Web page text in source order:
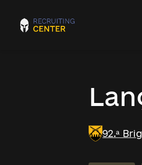
92.ª